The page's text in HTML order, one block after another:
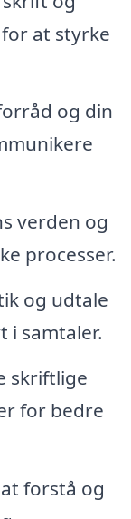
at styrke
og din
verden og
processer.
og udtale
i samtaler.
skriftlige
for bedre
forstå og